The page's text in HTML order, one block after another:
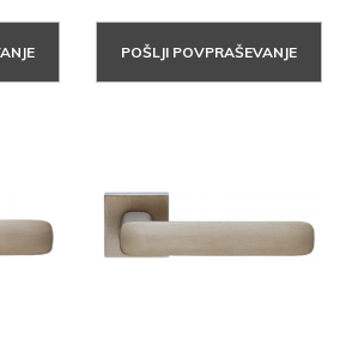
POŠLJI POVPRAŠEVANJE